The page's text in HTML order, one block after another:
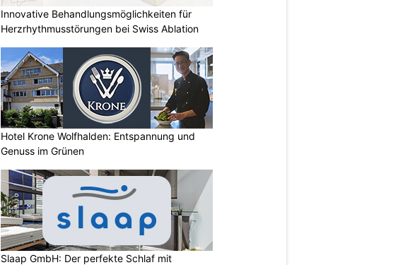
Innovative Behandlungsmöglichkeiten für
Herzrhythmusstörungen bei Swiss Ablation
Hotel Krone Wolfhalden: Entspannung und
Genuss im Grünen
Slaap GmbH: Der perfekte Schlaf mit